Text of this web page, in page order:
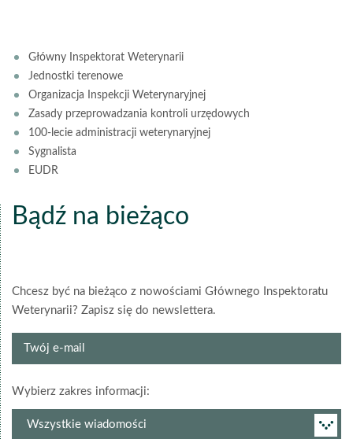
Główny Inspektorat Weterynarii
Jednostki terenowe
Organizacja Inspekcji Weterynaryjnej
Zasady przeprowadzania kontroli urzędowych
100-lecie administracji weterynaryjnej
Sygnalista
EUDR
Bądź na bieżąco
Chcesz być na bieżąco z nowościami Głównego Inspektoratu
Weterynarii? Zapisz się do newslettera.
Twój
Wybierz zakres informacji:
newslettera